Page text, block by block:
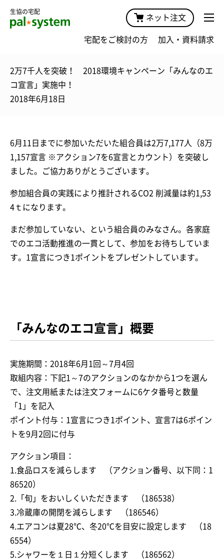
生協の宅配
ネット注文
宅配をご検討の方 加入・資料請求
2万7千人を突破！ 2018環境キャンペーン「みんなのエ
コ宣言」実施中！
2018年6月18日
6月11日までに参加いただいた組合員は2万7,177人（8万
1,157宣言 ※アクション7を6宣言とカウント）を突破し
ました。ご協力ありがとうございます。
参加組合員の実践により推計されるCO2 削減量は約1,53
4ｔになります。
まだ参加していない、という組合員のみなさん。各家庭
でのエコ活動推進の一貫として、参加をお待ちしていま
す。1宣言につき1ポイントをプレゼントしています。
「みんなのエコ宣言」概要
実施期間：2018年6月1回～7月4回
取組内容：下記1～7のアクションのなかから1つを選ん
で、注文用紙または注文フォームに6ケタ番号と数量
「1」を記入
ポイント付与：1宣言につき1ポイント、宣言7は6ポイン
トを9月2回に付与
アクション項目：
1.食品ロスを減らします （アクション番号、以下同：1
86520）
2.「旬」をおいしくいただきます （186538）
3.冷蔵庫の開閉を減らします （186546）
4.エアコンは夏28℃、冬20℃を目安に設定します （18
6554）
5.シャワーを１日１分短くします （186562）